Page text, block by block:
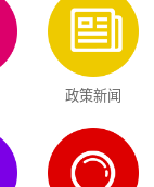
政策新闻